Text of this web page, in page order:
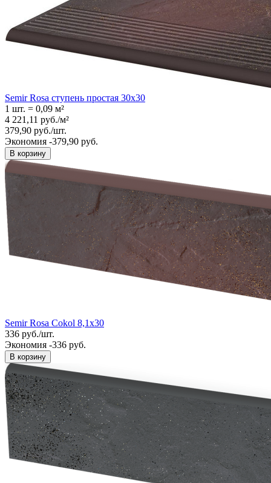
Semir Rosa ступень простая 30x30
1 шт. = 0,09 м²
4 221,11 руб./м²
379,90 руб./шт.
Экономия -379,90 руб.
В корзину
Semir Rosa Cokol 8,1x30
336 руб./шт.
Экономия -336 руб.
В корзину